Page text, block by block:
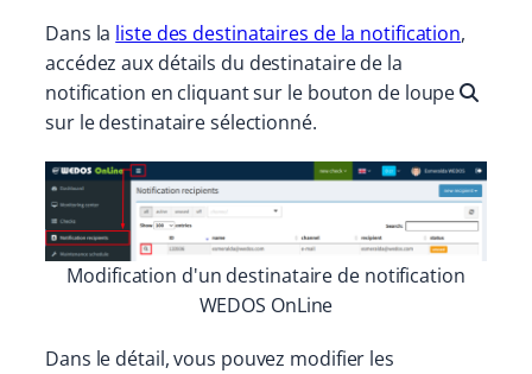
Dans la liste des destinataires de la notification,
accédez aux détails du destinataire de la
notification en cliquant sur le bouton de loupe
sur le destinataire sélectionné.
Modification d'un destinataire de notification
WEDOS OnLine
Dans le détail, vous pouvez modifier les